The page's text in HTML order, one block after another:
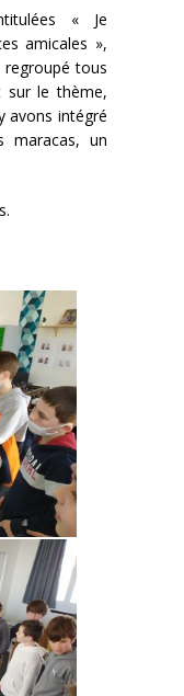
« Je
amicales »,
regroupé tous
sur le thème,
avons intégré
maracas, un